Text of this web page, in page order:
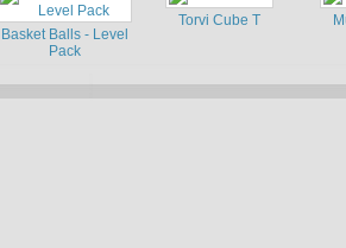
Basket Balls - Level
Pack
Torvi Cube T